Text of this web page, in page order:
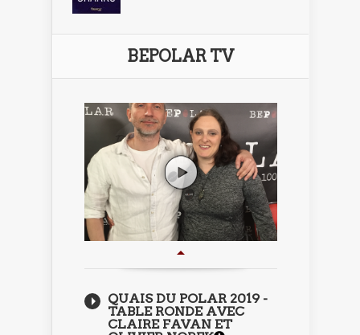
BEPOLAR TV
QUAIS DU POLAR 2019 -
TABLE RONDE AVEC
CLAIRE FAVAN ET